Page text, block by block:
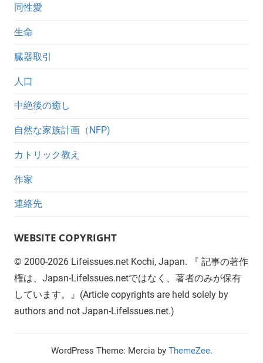
同性愛
生命
臓器取引
人口
中絶後の癒し
自然な家族計画（NFP)
カトリック教え
作家
連絡先
WEBSITE COPYRIGHT
© 2000-2026 Lifeissues.net Kochi, Japan. 『 記事の著作
権は、Japan-LifeIssues.netではなく、著者のみが保有
しています。』(Article copyrights are held solely by
authors and not Japan-LifeIssues.net.)
WordPress Theme: Mercia by ThemeZee.